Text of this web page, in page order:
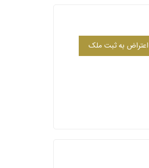
اعتراض به ثبت ملک